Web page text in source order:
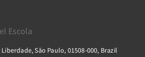
Escola
São Paulo, 01508-000, Brazil